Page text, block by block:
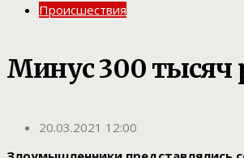
Происшествия
Минус 300 тысяч
20.03.2021 12:00